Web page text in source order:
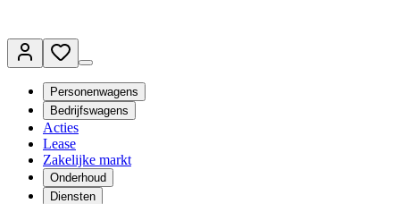
Personenwagens
Bedrijfswagens
Acties
Lease
Zakelijke markt
Onderhoud
Diensten